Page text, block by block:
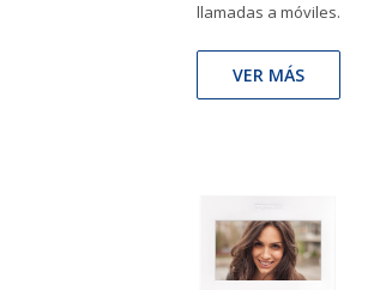
llamadas a móviles.
VER MÁS